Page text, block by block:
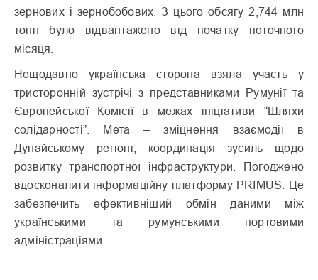
зернових і зернобобових. З цього обсягу 2,744 млн
тонн було відвантажено від початку поточного
місяця.
Нещодавно українська сторона взяла участь у
тристоронній зустрічі з представниками Румунії та
Європейської Комісії в межах ініціативи “Шляхи
солідарності”. Мета – зміцнення взаємодії в
Дунайському регіоні, координація зусиль щодо
розвитку транспортної інфраструктури. Погоджено
вдосконалити інформаційну платформу PRIMUS. Це
забезпечить ефективніший обмін даними між
українськими та румунськими портовими
адміністраціями.